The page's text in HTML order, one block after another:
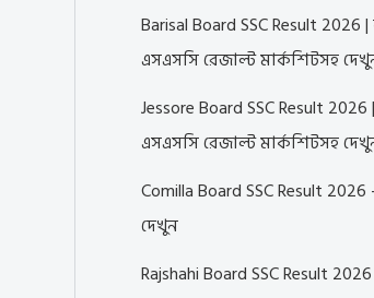
Barisal Board SSC Result 2026
এসএসসি রেজাল্ট মার্কশিটসহ
Jessore Board SSC Result
এসএসসি রেজাল্ট মার্কশিটসহ
Comilla Board SSC Result
দেখুন
Rajshahi Board SSC Result